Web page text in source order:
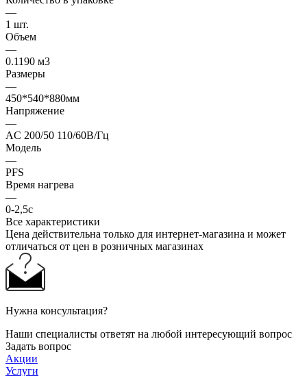
—
1 шт.
Объем
—
0.1190 м3
Размеры
—
450*540*880мм
Напряжение
—
AC 200/50 110/60В/Гц
Модель
—
PFS
Время нагрева
—
0-2,5с
Все характеристики
Цена действительна только для интернет-магазина и может
отличаться от цен в розничных магазинах
Нужна консультация?
Наши специалисты ответят на любой интересующий вопрос
Задать вопрос
Акции
Услуги